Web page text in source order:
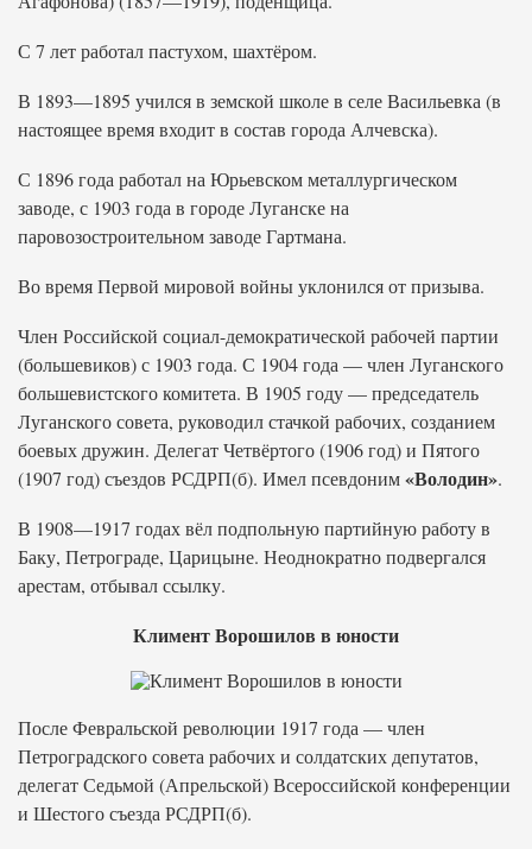
С 7 лет работал пастухом, шахтёром.
В 1893—1895 учился в земской школе в селе Васильевка (в
настоящее время входит в состав города Алчевска).
С 1896 года работал на Юрьевском металлургическом
заводе, с 1903 года в городе Луганске на
паровозостроительном заводе Гартмана.
Во время Первой мировой войны уклонился от призыва.
Член Российской социал-демократической рабочей партии
(большевиков) с 1903 года. С 1904 года — член Луганского
большевистского комитета. В 1905 году — председатель
Луганского совета, руководил стачкой рабочих, созданием
боевых дружин. Делегат Четвёртого (1906 год) и Пятого
(1907 год) съездов РСДРП(б). Имел псевдоним«Володин».
В 1908—1917 годах вёл подпольную партийную работу в
Баку, Петрограде, Царицыне. Неоднократно подвергался
арестам, отбывал ссылку.
Климент Ворошилов в юности
После Февральской революции 1917 года — член
Петроградского совета рабочих и солдатских депутатов,
делегат Седьмой (Апрельской) Всероссийской конференции
и Шестого съезда РСДРП(б).